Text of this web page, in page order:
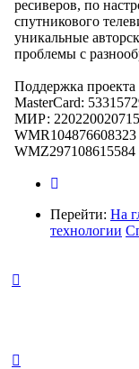
ресиверов, по
спутникового
уникальные
проблемы с
Поддержка проекта
MasterCard:
МИР:
WMR104876608323
WMZ297108615584
Перейти: На
технологии